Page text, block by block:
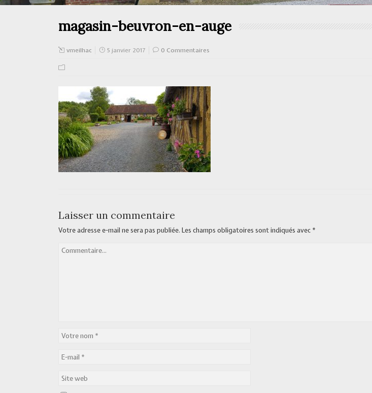
magasin-beuvron-en-auge
vmeilhac 5 janvier 2017 0 Commentaires
Laisser un commentaire
Votre adresse e-mail ne sera pas publiée. Les champs obligatoires sont indiqués avec *